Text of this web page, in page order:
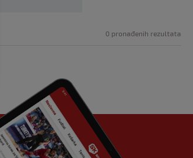
0 pronađenih rezultata